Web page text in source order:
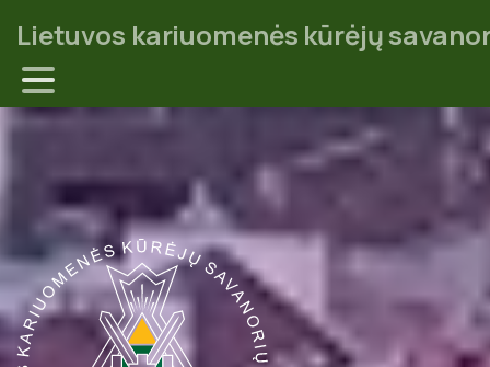
Lietuvos kariuomenės kūrėjų